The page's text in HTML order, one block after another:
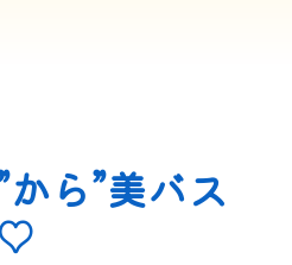
ら”美バス
♡